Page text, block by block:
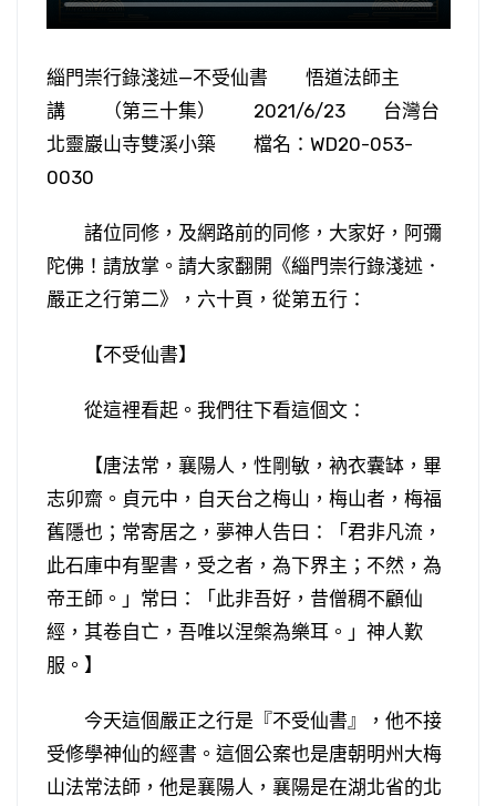
緇門崇行錄淺述—不受仙書 悟道法師主
講 （第三十集） 2021/6/23 台灣台
北靈巖山寺雙溪小築 檔名：WD20-053-
0030
諸位同修，及網路前的同修，大家好，阿彌
陀佛！請放掌。請大家翻開《緇門崇行錄淺述．
嚴正之行第二》，六十頁，從第五行：
【不受仙書】
從這裡看起。我們往下看這個文：
【唐法常，襄陽人，性剛敏，衲衣囊缽，畢
志卯齋。貞元中，自天台之梅山，梅山者，梅福
舊隱也；常寄居之，夢神人告曰：「君非凡流，
此石庫中有聖書，受之者，為下界主；不然，為
帝王師。」常曰：「此非吾好，昔僧稠不顧仙
經，其卷自亡，吾唯以涅槃為樂耳。」神人歎
服。】
今天這個嚴正之行是『不受仙書』，他不接
受修學神仙的經書。這個公案也是唐朝明州大梅
山法常法師，他是襄陽人，襄陽是在湖北省的北